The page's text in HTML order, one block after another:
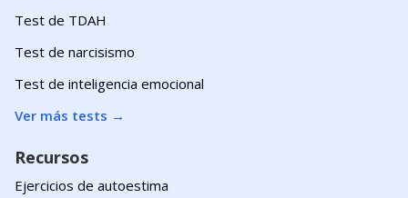
Test de TDAH
Test de narcisismo
Test de inteligencia emocional
Ver más tests →
Recursos
Ejercicios de autoestima